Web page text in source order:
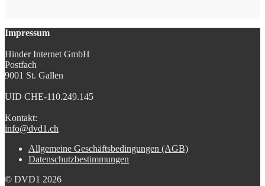
Impressum
Hinder Internet GmbH
Postfach
9001 St. Gallen
UID CHE-110.249.145
Kontakt:
info@dvd1.ch
Allgemeine Geschäftsbedingungen (AGB)
Datenschutzbestimmungen
© DVD1 2026